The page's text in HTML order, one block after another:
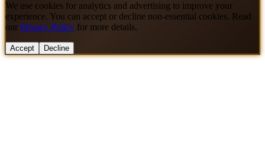
We use cookies for analytics and advertising to improve your
experience. You can accept or decline non-essential cookies. Read
our Privacy Policy for more details.
Accept Decline